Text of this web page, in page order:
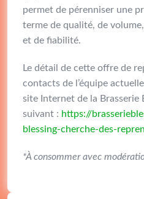
permet de pérenniser une
terme de qualité, de
et de fiabilité.
Le détail de cette offre de
contacts de l’équipe
site Internet de la Brasserie
suivant : https://
blessing-cherche-des-
*À consommer avec